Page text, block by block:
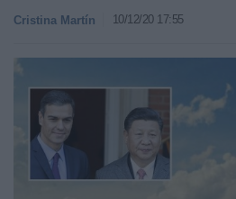
Cristina Martín 10/12/20 17:55